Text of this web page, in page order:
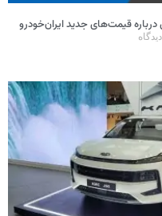
قیمت‌های جدید ایران‌خودرو